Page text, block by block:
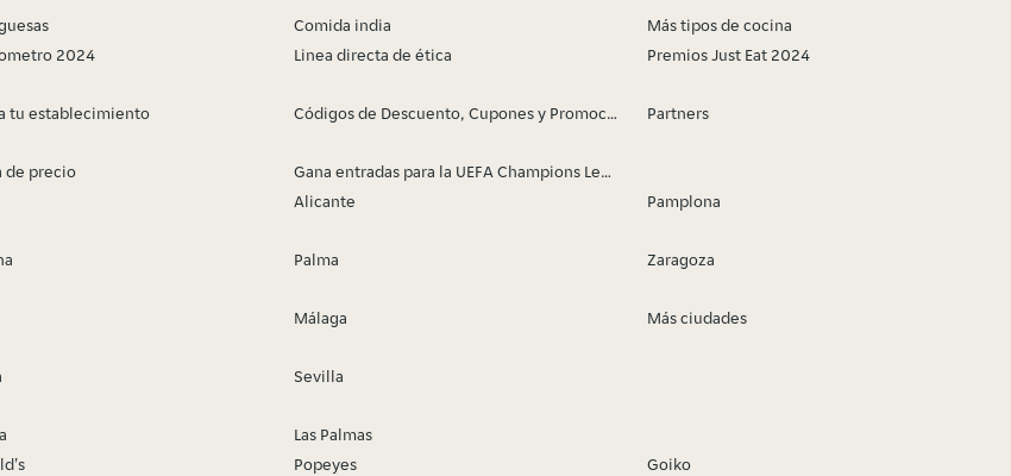
Comida india
Más tipos de cocina
2024
tu establecimiento
de precio
Linea directa de ética
Códigos de Descuento, Cupones y Promociones
Gana entradas para la UEFA Champions League
Premios Just Eat 2024
Partners
Alicante
Palma
Málaga
Sevilla
Las Palmas
Pamplona
Zaragoza
Más ciudades
Popeyes Goiko